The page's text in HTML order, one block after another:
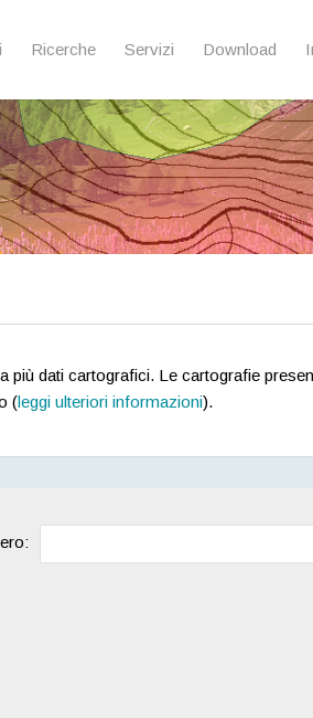
Ricerche Servizi Download
più dati cartografici. Le cartografie
(leggi ulteriori informazioni).